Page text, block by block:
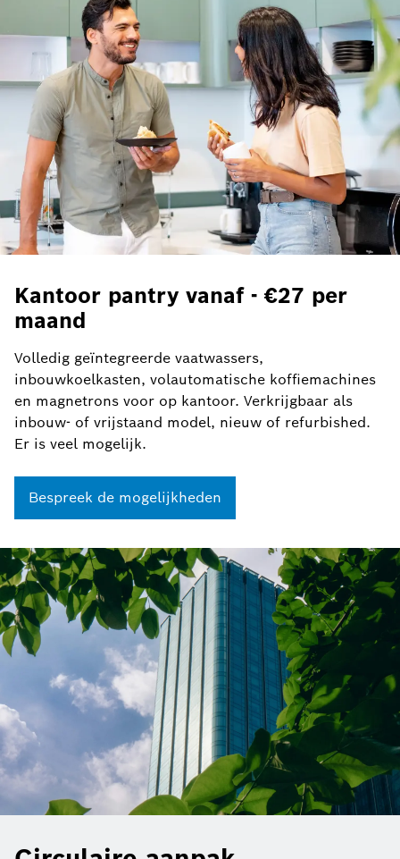
Kantoor pantry vanaf - €27 per
maand
Volledig geïntegreerde vaatwassers,
inbouwkoelkasten, volautomatische koffiemachines
en magnetrons voor op kantoor. Verkrijgbaar als
inbouw- of vrijstaand model, nieuw of refurbished.
Er is veel mogelijk.
Bespreek de mogelijkheden